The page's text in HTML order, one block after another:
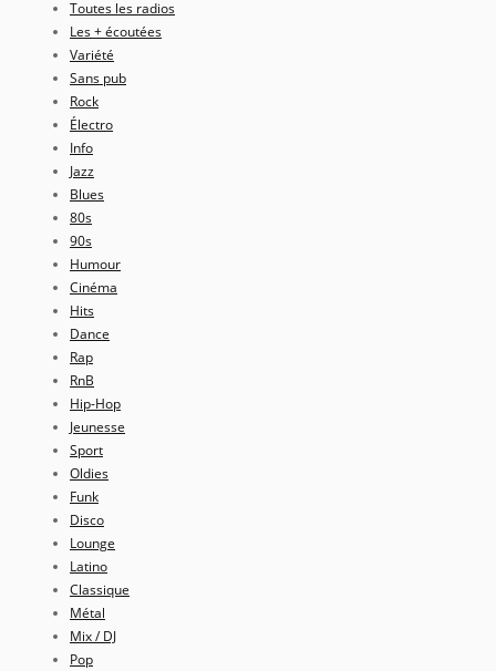
Toutes les radios
Les + écoutées
Variété
Sans pub
Rock
Électro
Info
Jazz
Blues
80s
90s
Humour
Cinéma
Hits
Dance
Rap
RnB
Hip-Hop
Jeunesse
Sport
Oldies
Funk
Disco
Lounge
Latino
Classique
Métal
Mix / DJ
Pop